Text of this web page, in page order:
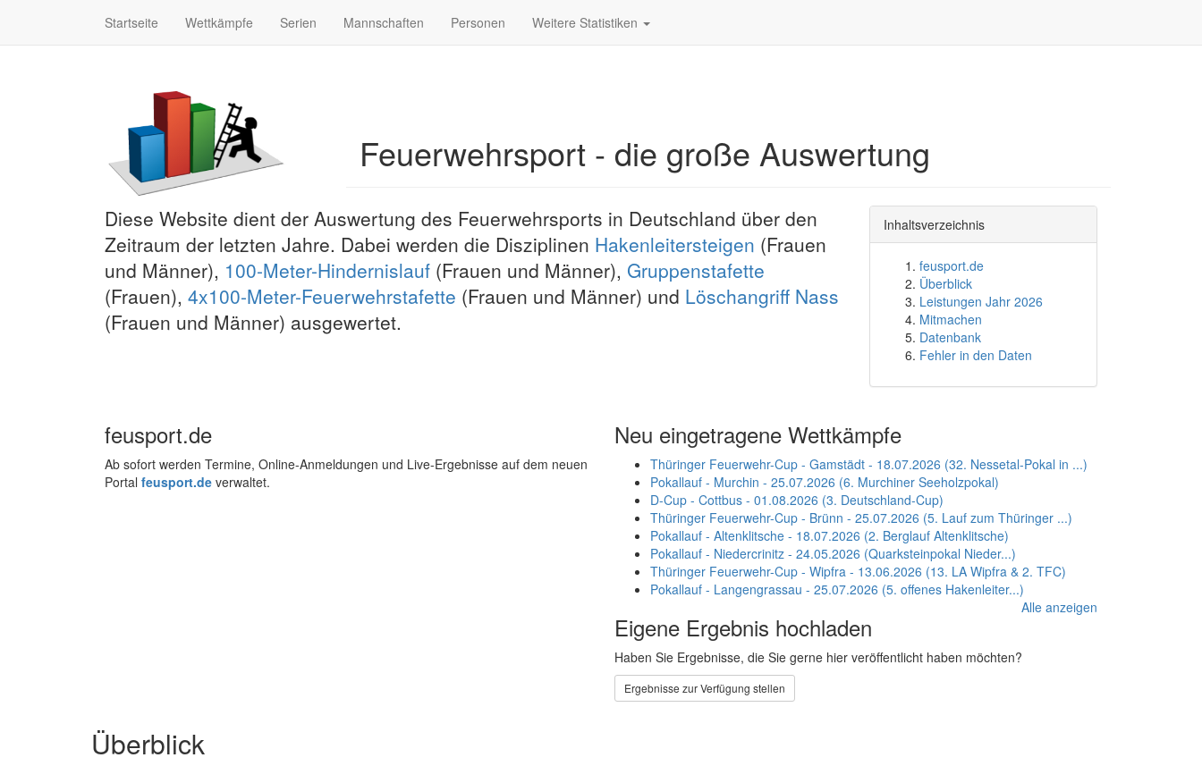
Startseite Wettkämpfe Serien Mannschaften Personen Weitere Statistiken
Feuerwehrsport - die große Auswertung
Diese Website dient der Auswertung des Feuerwehrsports in Deutschland über den
Zeitraum der letzten Jahre. Dabei werden die Disziplinen Hakenleitersteigen (Frauen
und Männer), 100-Meter-Hindernislauf (Frauen und Männer), Gruppenstafette
(Frauen), 4x100-Meter-Feuerwehrstafette (Frauen und Männer) und Löschangriff Nass
(Frauen und Männer) ausgewertet.
Inhaltsverzeichnis
feusport.de
Überblick
Leistungen Jahr 2026
Mitmachen
Datenbank
Fehler in den Daten
feusport.de
Ab sofort werden Termine, Online-Anmeldungen und Live-Ergebnisse auf dem neuen
Portal feusport.de verwaltet.
Neu eingetragene Wettkämpfe
Thüringer Feuerwehr-Cup - Gamstädt - 18.07.2026 (32. Nessetal-Pokal in ...)
Pokallauf - Murchin - 25.07.2026 (6. Murchiner Seeholzpokal)
D-Cup - Cottbus - 01.08.2026 (3. Deutschland-Cup)
Thüringer Feuerwehr-Cup - Brünn - 25.07.2026 (5. Lauf zum Thüringer ...)
Pokallauf - Altenklitsche - 18.07.2026 (2. Berglauf Altenklitsche)
Pokallauf - Niedercrinitz - 24.05.2026 (Quarksteinpokal Nieder...)
Thüringer Feuerwehr-Cup - Wipfra - 13.06.2026 (13. LA Wipfra & 2. TFC)
Pokallauf - Langengrassau - 25.07.2026 (5. offenes Hakenleiter...)
Alle anzeigen
Eigene Ergebnis hochladen
Haben Sie Ergebnisse, die Sie gerne hier veröffentlicht haben möchten?
Ergebnisse zur Verfügung stellen
Überblick